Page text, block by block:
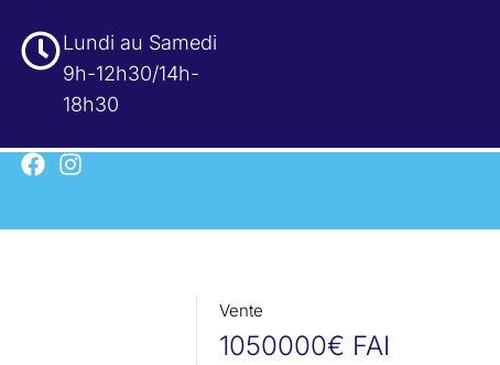
Lundi au Samedi
9h-12h30/14h-
18h30
Vente
1050000€ FAI